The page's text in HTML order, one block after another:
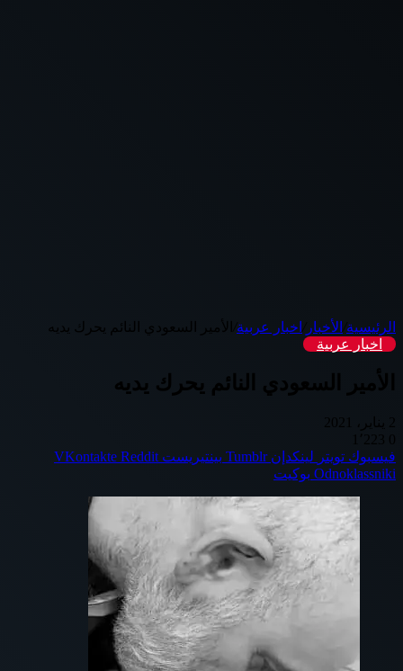
الرئيسية الأخبار اخبار عربية
الأمير السعودي النائم يحرك يديه
اخبار عربية
الأمير السعودي النائم يحرك يديه
فيسبوك تويتر لينكدإن بينتيريست
Odnoklassniki بوكيت